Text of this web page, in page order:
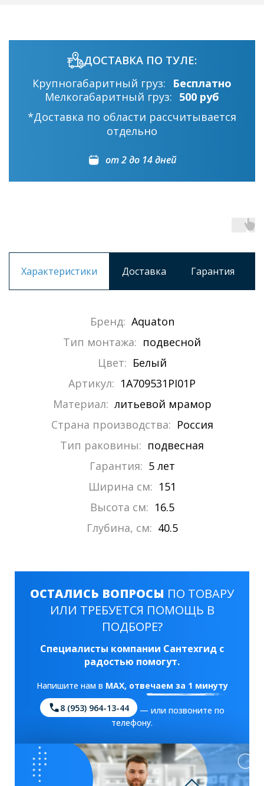
ДОСТАВКА ПО ТУЛЕ:
Крупногабаритный груз:
Бесплатно
Мелкогабаритный груз: 500 руб
*Доставка по области рассчитывается
отдельно
от 2 до 14 дней
Характеристики Доставка Гарантия
Бренд: Aquaton
Тип монтажа: подвесной
Цвет: Белый
Артикул: 1A709531PI01P
Материал: литьевой мрамор
Страна производства: Россия
Тип раковины: подвесная
Гарантия: 5 лет
Ширина см: 151
Высота см: 16.5
Глубина, см: 40.5
ОСТАЛИСЬ ВОПРОСЫ ПО ТОВАРУ
ИЛИ ТРЕБУЕТСЯ ПОМОЩЬ В
ПОДБОРЕ?
Специалисты компании Сантехгид с
радостью помогут.
Напишите нам в MAX, отвечаем за 1 минуту
8 (953) 964-13-44
— или позвоните по
телефону.